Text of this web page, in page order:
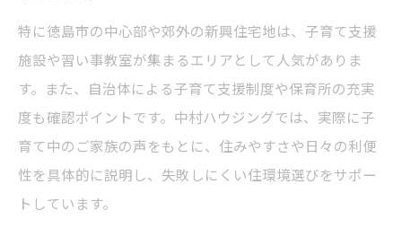
特に徳島市の中心部や郊外の新興住宅地は、子育て支援
施設や習い事教室が集まるエリアとして人気がありま
す。また、自治体による子育て支援制度や保育所の充実
度も確認ポイントです。中村ハウジングでは、実際に子
育て中のご家族の声をもとに、住みやすさや日々の利便
性を具体的に説明し、失敗しにくい住環境選びをサポー
トしています。